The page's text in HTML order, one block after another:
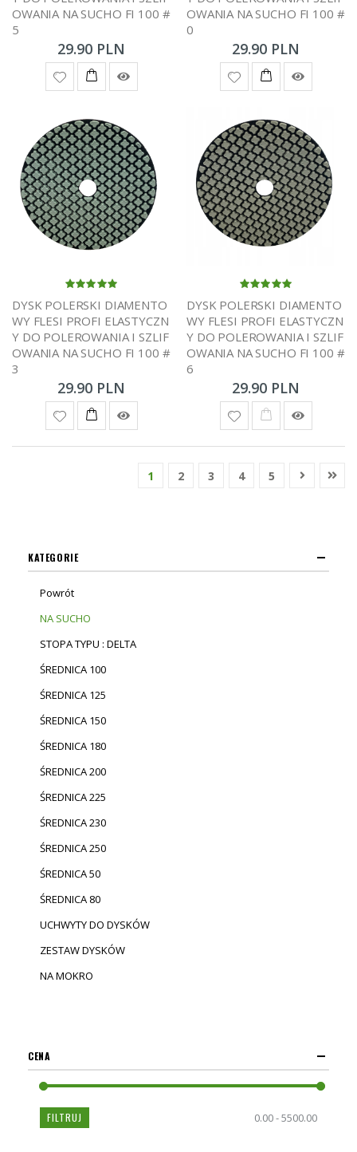
OWANIA NA SUCHO FI 100 #
5
29.90 PLN
OWANIA NA SUCHO FI 100 #
0
29.90 PLN
DYSK POLERSKI DIAMENTO
WY FLESI PROFI ELASTYCZN
Y DO POLEROWANIA I SZLIF
OWANIA NA SUCHO FI 100 #
3
29.90 PLN
DYSK POLERSKI DIAMENTO
WY FLESI PROFI ELASTYCZN
Y DO POLEROWANIA I SZLIF
OWANIA NA SUCHO FI 100 #
6
29.90 PLN
1 2 3 4 5
KATEGORIE
Powrót
NA SUCHO
STOPA TYPU : DELTA
ŚREDNICA 100
ŚREDNICA 125
ŚREDNICA 150
ŚREDNICA 180
ŚREDNICA 200
ŚREDNICA 225
ŚREDNICA 230
ŚREDNICA 250
ŚREDNICA 50
ŚREDNICA 80
UCHWYTY DO DYSKÓW
ZESTAW DYSKÓW
NA MOKRO
CENA
FILTRUJ 0.00 - 5500.00